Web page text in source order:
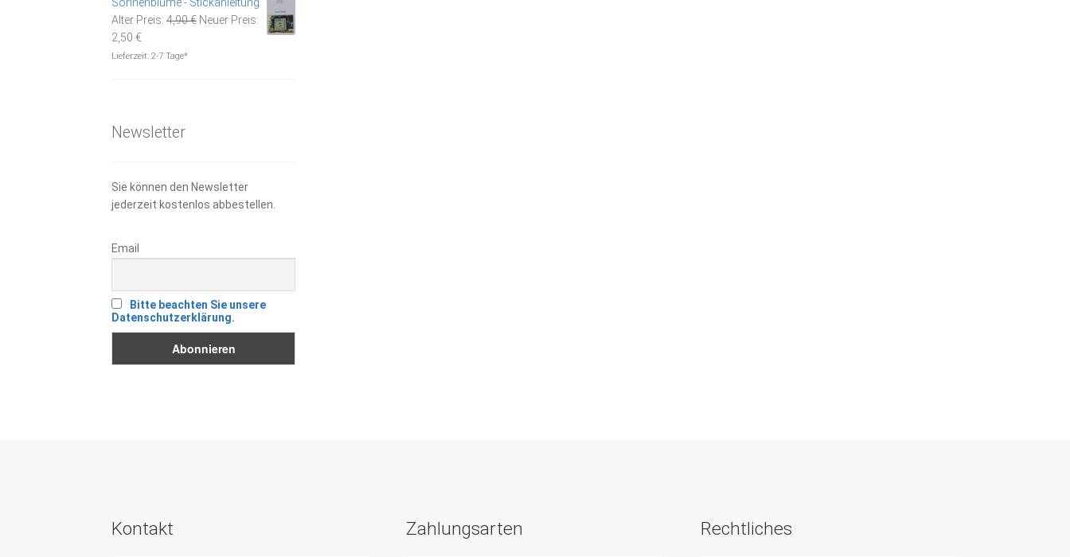
Alter Preis: 4,90€ Ursprünglicher
Neuer Preis:
2,50 €Aktueller
Preis
Lieferzeit:2-7 Tage*
Newsletter
Sie können den Newsletter
jederzeit kostenlos abbestellen.
Email
Bitte beachten Sie unsere
Datenschutzerklärung.
Kontakt Zahlungsarten Rechtliches